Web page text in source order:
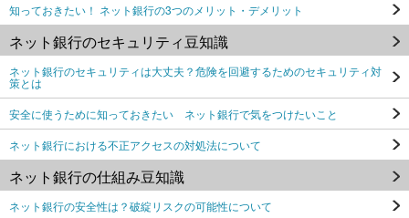
知っておきたい！ ネット銀行の3つのメリット・デメリット
ネット銀行のセキュリティ豆知識
ネット銀行のセキュリティは大丈夫？危険を回避するためのセキュリティ対
策とは
安全に使うために知っておきたい ネット銀行で気をつけたいこと
ネット銀行における不正アクセスの対処法について
ネット銀行の仕組み豆知識
ネット銀行の安全性は？破綻リスクの可能性について